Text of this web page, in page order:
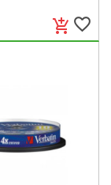
add_shopping_cart favorite_border